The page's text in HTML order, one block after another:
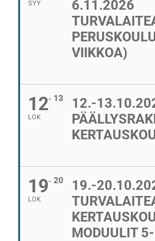
SYY
6.11.2026
VIIKKOA)
12
LOK
13
12.-
19
LOK
20
19.-
MODUULIT